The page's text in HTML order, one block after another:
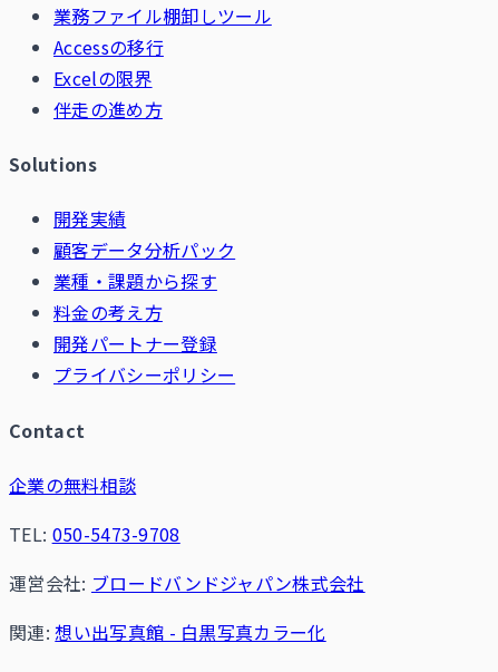
業務ファイル棚卸しツール
Accessの移行
Excelの限界
伴走の進め方
Solutions
開発実績
顧客データ分析パック
業種・課題から探す
料金の考え方
開発パートナー登録
プライバシーポリシー
Contact
企業の無料相談
TEL: 050-5473-9708
運営会社: ブロードバンドジャパン株式会社
関連:想い出写真館 - 白黒写真カラー化